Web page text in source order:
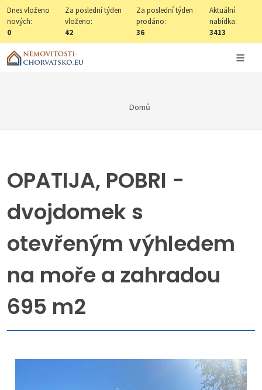
Dnes vloženo
nových:
0
Za poslední týden
vloženo:
42
Za poslední týden
prodáno:
36
Aktuální
nabídka:
3413
Domů
OPATIJA, POBRI -
dvojdomek s
otevřeným výhledem
na moře a zahradou
695 m2